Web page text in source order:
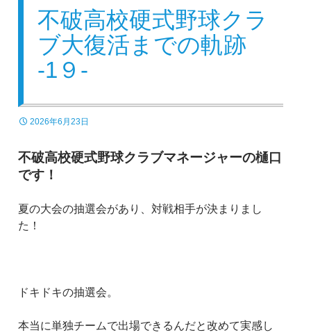
不破高校硬式野球クラ
ブ大復活までの軌跡
-1９-
2026年6月23日
不破高校硬式野球クラブマネージャーの樋口
です！
夏の大会の抽選会があり、対戦相手が決まりまし
た！
ドキドキの抽選会。
本当に単独チームで出場できるんだと改めて実感し